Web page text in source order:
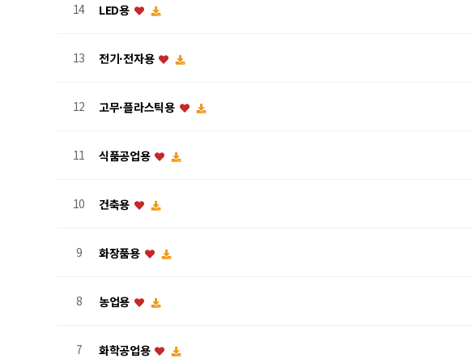
14 LED용
13 전기·전자용
12 고무·플라스틱용
11 식품공업용
10 건축용
9 화장품용
8 농업용
7 화학공업용